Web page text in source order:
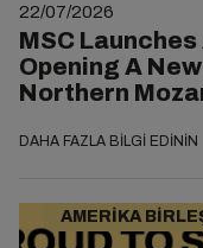
22/07/2026
MSC
Opening A
Northern
DAHA FAZLA BILGI EDININ
AMERIKA